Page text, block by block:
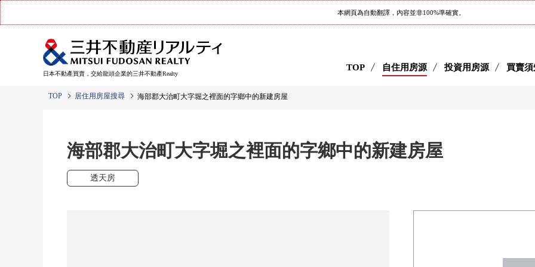
本網頁為自動翻譯，內容並非100%準確實。
日本不動產買賣，交給龍頭企業的三井不動產Realty
TOP 自住用房源 投資用房源 買賣須
TOP 居住用房屋搜尋 海部郡大治町大字堀之裡面的字鄉中的新建房屋
海部郡大治町大字堀之裡面的字鄉中的新建房屋
透天房